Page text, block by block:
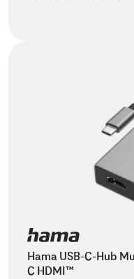
Hama USB-C-Hub
C HDMI™